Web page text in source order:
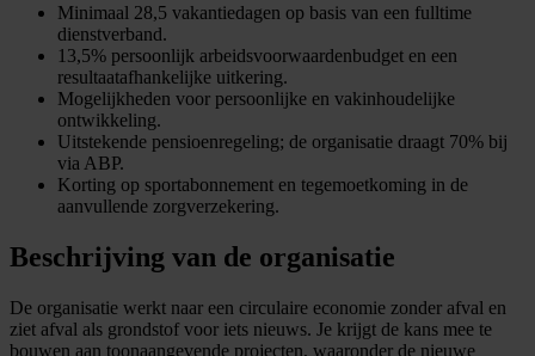
Minimaal 28,5 vakantiedagen op basis van een fulltime
dienstverband.
13,5% persoonlijk arbeidsvoorwaardenbudget en een
resultaatafhankelijke uitkering.
Mogelijkheden voor persoonlijke en vakinhoudelijke
ontwikkeling.
Uitstekende pensioenregeling; de organisatie draagt 70% bij
via ABP.
Korting op sportabonnement en tegemoetkoming in de
aanvullende zorgverzekering.
Beschrijving van de organisatie
De organisatie werkt naar een circulaire economie zonder afval en
ziet afval als grondstof voor iets nieuws. Je krijgt de kans mee te
bouwen aan toonaangevende projecten, waaronder de nieuwe